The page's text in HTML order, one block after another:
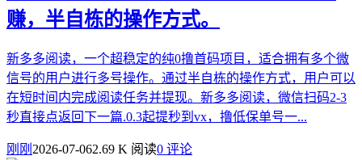
赚，半自栋的操作方式。
新多多阅读，一个超稳定的纯0撸首码项目，适合拥有多个微
信号的用户进行多号操作。通过半自栋的操作方式，用户可以
在短时间内完成阅读任务并提现。新多多阅读，微信扫码2-3
秒直接点返回下一篇.0.3起提秒到vx，撸低保单号一...
刚刚 2026-07-062.69 K 阅读0 评论